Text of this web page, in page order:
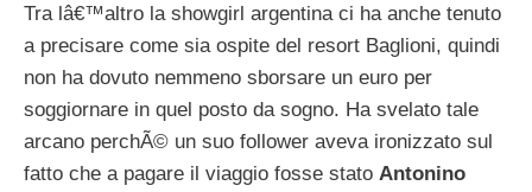
Tra lâ€™altro la showgirl argentina ci ha anche tenuto
a precisare come sia ospite del resort Baglioni, quindi
non ha dovuto nemmeno sborsare un euro per
soggiornare in quel posto da sogno. Ha svelato tale
arcano perchÃ© un suo follower aveva ironizzato sul
fatto che a pagare il viaggio fosse stato Antonino